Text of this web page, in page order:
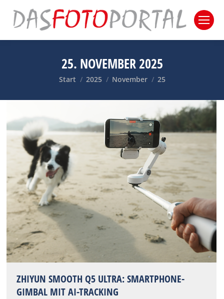
25. NOVEMBER 2025
Sie befinden sich hier:
Start 2025 November 25
ZHIYUN SMOOTH Q5 ULTRA: SMARTPHONE-
GIMBAL MIT AI-TRACKING